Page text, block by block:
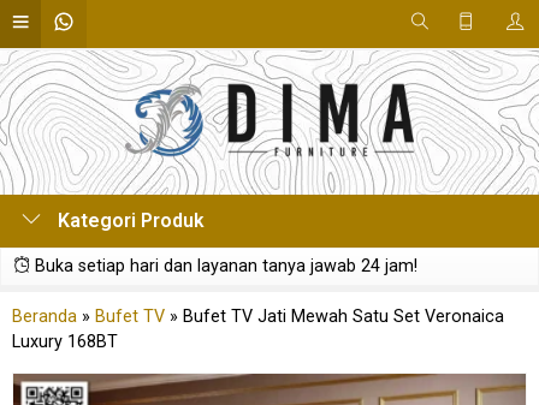
Kategori Produk
Buka setiap hari dan layanan tanya jawab 24 jam!
Beranda » Bufet TV » Bufet TV Jati Mewah Satu Set Veronaica
Luxury 168BT